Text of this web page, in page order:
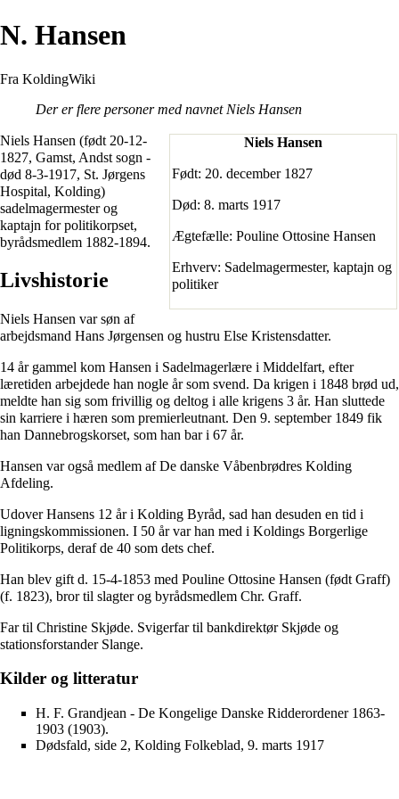
N. Hansen
Fra KoldingWiki
Der er flere personer med navnet Niels Hansen
Niels Hansen
Født: 20. december 1827
Død: 8. marts 1917
Ægtefælle: Pouline Ottosine Hansen
Erhverv: Sadelmagermester, kaptajn og
politiker
Niels Hansen (født 20-12-
1827, Gamst, Andst sogn -
død 8-3-1917, St. Jørgens
Hospital, Kolding)
sadelmagermester og
kaptajn for politikorpset,
byrådsmedlem 1882-1894.
Livshistorie
Niels Hansen var søn af
arbejdsmand Hans Jørgensen og hustru Else Kristensdatter.
14 år gammel kom Hansen i Sadelmagerlære i Middelfart, efter
læretiden arbejdede han nogle år som svend. Da krigen i 1848 brød ud,
meldte han sig som frivillig og deltog i alle krigens 3 år. Han sluttede
sin karriere i hæren som premierleutnant. Den 9. september 1849 fik
han Dannebrogskorset, som han bar i 67 år.
Hansen var også medlem afDe danske Våbenbrødres Kolding
Afdeling.
Udover Hansens 12 år i Kolding Byråd, sad han desuden en tid i
ligningskommissionen. I 50 år var han med i Koldings Borgerlige
Politikorps, deraf de 40 som dets chef.
Han blev gift d. 15-4-1853 med Pouline Ottosine Hansen (født Graff)
(f. 1823), bror til slagter og byrådsmedlem Chr. Graff.
Far til Christine Skjøde. Svigerfar til bankdirektør Skjøde og
stationsforstander Slange.
Kilder og litteratur
H. F. Grandjean - De Kongelige Danske Ridderordener 1863-
1903 (1903).
Dødsfald, side 2, Kolding Folkeblad, 9. marts 1917